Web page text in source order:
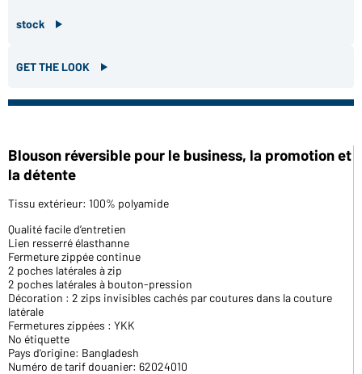
stock
GET THE LOOK
Blouson réversible pour le business, la promotion et
la détente
Tissu extérieur: 100% polyamide
Qualité facile d’entretien
Lien resserré élasthanne
Fermeture zippée continue
2 poches latérales à zip
2 poches latérales à bouton-pression
Décoration : 2 zips invisibles cachés par coutures dans la couture
latérale
Fermetures zippées : YKK
No étiquette
Pays d'origine: Bangladesh
Numéro de tarif douanier: 62024010